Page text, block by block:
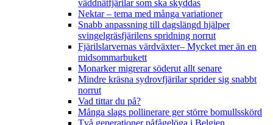
väddnätfjärilar som ska skyddas
Nektar – tema med många variationer
Snabb anpassning till dagslängd hjälper
svingelgräsfjärilens spridning norrut
Fjärilslarvernas värdväxter– Mycket mer än en
midsommarbukett
Monarker migrerar söderut allt senare
Mindre kräsna sydrovfjärilar sprider sig snabbt
norrut
Vad tittar du på?
Många slags pollinerare ger större bomullsskörd
Två generationer påfågelöga i Belgien